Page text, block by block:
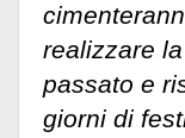
realizzare
passato e
giorni di